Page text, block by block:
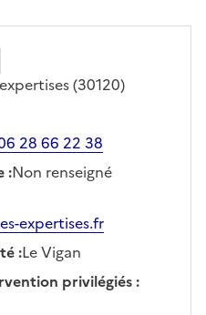
(30120)
28 66 22 38
:Non renseigné
expertises.fr
:Le Vigan
privilégiés: